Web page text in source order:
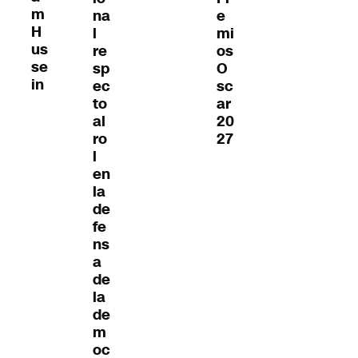
m
H
us
se
in
na
l
re
sp
ec
to
al
ro
l
en
la
de
fe
ns
a
de
la
de
m
oc
e
mi
os
O
sc
ar
20
27